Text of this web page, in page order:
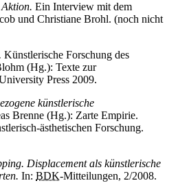
Ein Interview mit dem
und Christiane Brohl. (noch nicht
Künstlerische Forschung des
(Hg.): Texte zur
Press 2009.
künstlerische
Brenne (Hg.): Zarte Empirie.
ästhetischen Forschung.
Displacementals künstlerische
In: BDK-Mitteilungen, 2/2008.